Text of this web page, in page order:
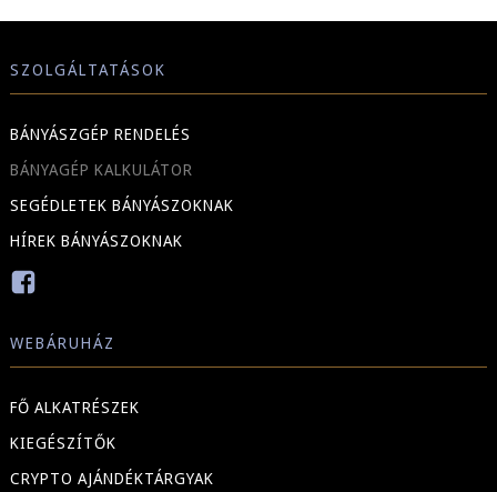
SZOLGÁLTATÁSOK
BÁNYÁSZGÉP RENDELÉS
BÁNYAGÉP KALKULÁTOR
SEGÉDLETEK BÁNYÁSZOKNAK
HÍREK BÁNYÁSZOKNAK
WEBÁRUHÁZ
FŐ ALKATRÉSZEK
KIEGÉSZÍTŐK
CRYPTO AJÁNDÉKTÁRGYAK